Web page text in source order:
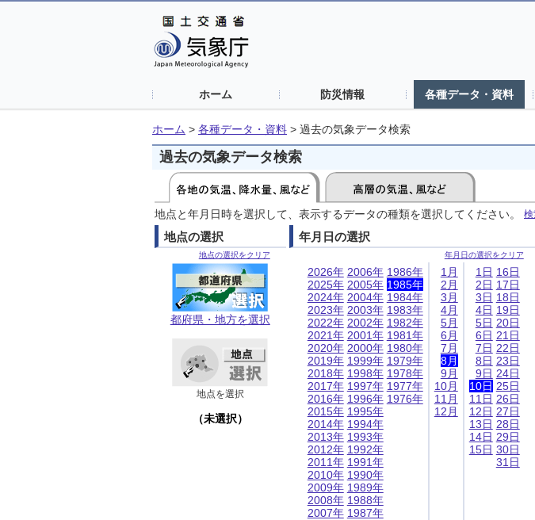
ホーム 防災情報 各種データ・資料
ホーム > 各種データ・資料 > 過去の気象データ検索
過去の気象データ検索
地点と年月日時を選択して、表示するデータの種類を選択してください。 検
地点の選択
地点の選択をクリア
都府県・地方を選択
地点を選択
（未選択）
年月日の選択
年月日の選択をクリア
2026年
2025年
2024年
2023年
2022年
2021年
2020年
2019年
2018年
2017年
2016年
2015年
2014年
2013年
2012年
2011年
2010年
2009年
2008年
2007年
2006年
2005年
2004年
2003年
2002年
2001年
2000年
1999年
1998年
1997年
1996年
1995年
1994年
1993年
1992年
1991年
1990年
1989年
1988年
1987年
1986年
1985年
1984年
1983年
1982年
1981年
1980年
1979年
1978年
1977年
1976年
1月
2月
3月
4月
5月
6月
7月
8月
9月
10月
11月
12月
1日
2日
3日
4日
5日
6日
7日
8日
9日
10日
11日
12日
13日
14日
15日
16日
17日
18日
19日
20日
21日
22日
23日
24日
25日
26日
27日
28日
29日
30日
31日